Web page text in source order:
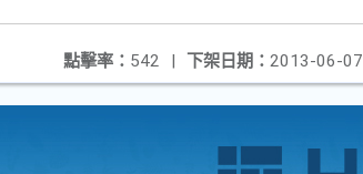
下架日期： 2013-06-07
點擊率： 542 |